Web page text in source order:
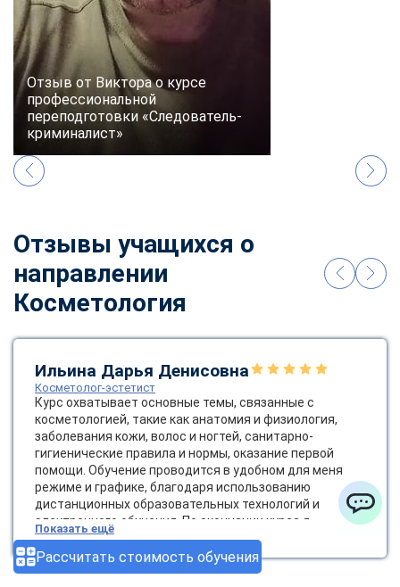
Рассчитать стоимость обучения
Отзыв от Виктора о курсе
профессиональной
переподготовки «Следователь-
криминалист»
Отзывы учащихся о
направлении
Косметология
Ильина Дарья Денисовна
Косметолог-эстетист
Курс охватывает основные темы, связанные с
косметологией, такие как анатомия и физиология,
заболевания кожи, волос и ногтей, санитарно-
гигиенические правила и нормы, оказание первой
помощи. Обучение проводится в удобном для меня
режиме и графике, благодаря использованию
дистанционных образовательных технологий и
электронного обучения. По окончании курса я
получила диплом государственного образца, который
позволяет мне работать косметологом-эстетистом.
Это открывает новые возможности для карьерного
Показать ещё
Max